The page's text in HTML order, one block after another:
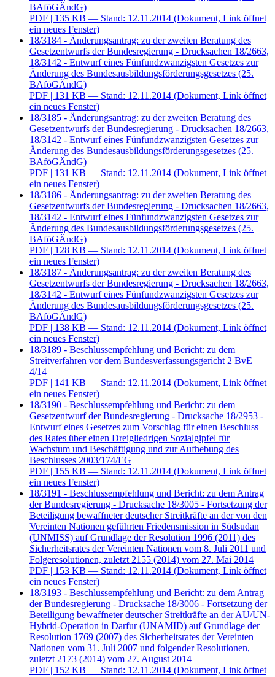
BAföGÄndG)
PDF | 135 KB — Stand: 12.11.2014 (Dokument, Link öffnet
ein neues Fenster)
18/3184 - Änderungsantrag: zu der zweiten Beratung des
Gesetzentwurfs der Bundesregierung - Drucksachen 18/2663,
18/3142 - Entwurf eines Fünfundzwanzigsten Gesetzes zur
Änderung des Bundesausbildungsförderungsgesetzes (25.
BAföGÄndG)
PDF | 131 KB — Stand: 12.11.2014 (Dokument, Link öffnet
ein neues Fenster)
18/3185 - Änderungsantrag: zu der zweiten Beratung des
Gesetzentwurfs der Bundesregierung - Drucksachen 18/2663,
18/3142 - Entwurf eines Fünfundzwanzigsten Gesetzes zur
Änderung des Bundesausbildungsförderungsgesetzes (25.
BAföGÄndG)
PDF | 131 KB — Stand: 12.11.2014 (Dokument, Link öffnet
ein neues Fenster)
18/3186 - Änderungsantrag: zu der zweiten Beratung des
Gesetzentwurfs der Bundesregierung - Drucksachen 18/2663,
18/3142 - Entwurf eines Fünfundzwanzigsten Gesetzes zur
Änderung des Bundesausbildungsförderungsgesetzes (25.
BAföGÄndG)
PDF | 128 KB — Stand: 12.11.2014 (Dokument, Link öffnet
ein neues Fenster)
18/3187 - Änderungsantrag: zu der zweiten Beratung des
Gesetzentwurfs der Bundesregierung - Drucksachen 18/2663,
18/3142 - Entwurf eines Fünfundzwanzigsten Gesetzes zur
Änderung des Bundesausbildungsförderungsgesetzes (25.
BAföGÄndG)
PDF | 138 KB — Stand: 12.11.2014 (Dokument, Link öffnet
ein neues Fenster)
18/3189 - Beschlussempfehlung und Bericht: zu dem
Streitverfahren vor dem Bundesverfassungsgericht 2 BvE
4/14
PDF | 141 KB — Stand: 12.11.2014 (Dokument, Link öffnet
ein neues Fenster)
18/3190 - Beschlussempfehlung und Bericht: zu dem
Gesetzentwurf der Bundesregierung - Drucksache 18/2953 -
Entwurf eines Gesetzes zum Vorschlag für einen Beschluss
des Rates über einen Dreigliedrigen Sozialgipfel für
Wachstum und Beschäftigung und zur Aufhebung des
Beschlusses 2003/174/EG
PDF | 155 KB — Stand: 12.11.2014 (Dokument, Link öffnet
ein neues Fenster)
18/3191 - Beschlussempfehlung und Bericht: zu dem Antrag
der Bundesregierung - Drucksache 18/3005 - Fortsetzung der
Beteiligung bewaffneter deutscher Streitkräfte an der von den
Vereinten Nationen geführten Friedensmission in Südsudan
(UNMISS) auf Grundlage der Resolution 1996 (2011) des
Sicherheitsrates der Vereinten Nationen vom 8. Juli 2011 und
Folgeresolutionen, zuletzt 2155 (2014) vom 27. Mai 2014
PDF | 153 KB — Stand: 12.11.2014 (Dokument, Link öffnet
ein neues Fenster)
18/3193 - Beschlussempfehlung und Bericht: zu dem Antrag
der Bundesregierung - Drucksache 18/3006 - Fortsetzung der
Beteiligung bewaffneter deutscher Streitkräfte an der AU/UN-
Hybrid-Operation in Darfur (UNAMID) auf Grundlage der
Resolution 1769 (2007) des Sicherheitsrates der Vereinten
Nationen vom 31. Juli 2007 und folgender Resolutionen,
zuletzt 2173 (2014) vom 27. August 2014
PDF | 152 KB — Stand: 12.11.2014 (Dokument, Link öffnet